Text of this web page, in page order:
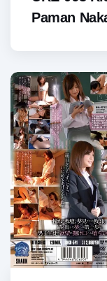
Paman